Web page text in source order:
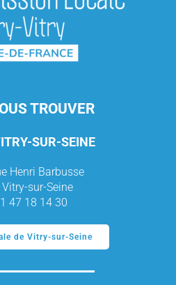
TROUVER
SUR-SEINE
Henri Barbusse
sur-Seine
47 18 14 30
de Vitry-sur-Seine